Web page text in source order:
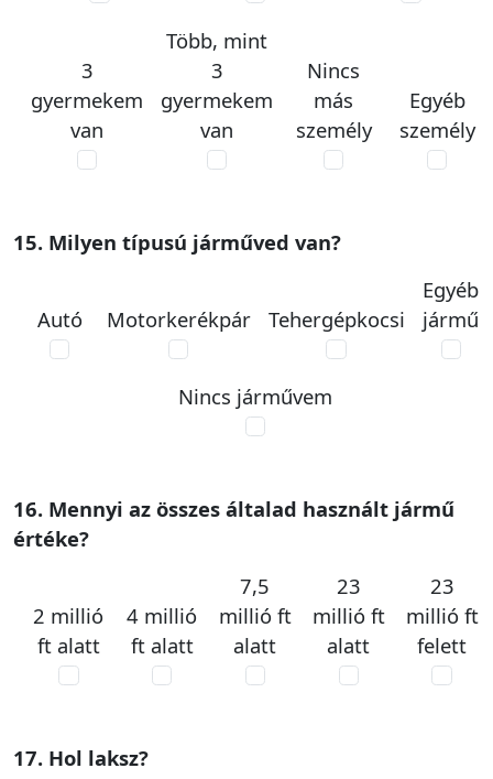
3
gyermekem
van
Több, mint
3
gyermekem
van
Nincs
más
személy
Egyéb
személy
15. Milyen típusú járműved van?
Autó Motorkerékpár Tehergépkocsi
Egyéb
jármű
Nincs járművem
16. Mennyi az összes általad használt jármű
értéke?
2 millió
ft alatt
4 millió
ft alatt
7,5
millió ft
alatt
23
millió ft
alatt
23
millió ft
felett
17. Hol laksz?